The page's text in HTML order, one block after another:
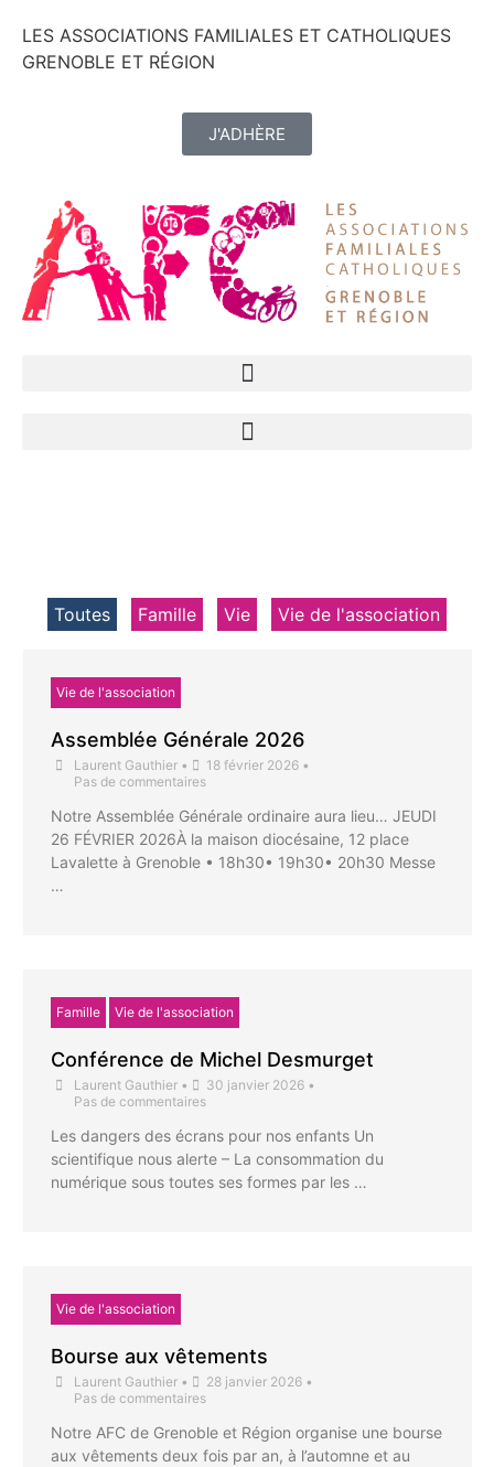
LES ASSOCIATIONS FAMILIALES ET CATHOLIQUES
GRENOBLE ET RÉGION
J'ADHÈRE
Toutes Famille Vie Vie de l'association
Vie de l'association
Assemblée Générale 2026
Laurent Gauthier • 18 février 2026 •
Pas de commentaires
Notre Assemblée Générale ordinaire aura lieu… JEUDI
26 FÉVRIER 2026À la maison diocésaine, 12 place
Lavalette à Grenoble • 18h30• 19h30• 20h30 Messe
…
Famille Vie de l'association
Conférence de Michel Desmurget
Laurent Gauthier • 30 janvier 2026 •
Pas de commentaires
Les dangers des écrans pour nos enfants Un
scientifique nous alerte – La consommation du
numérique sous toutes ses formes par les …
Vie de l'association
Bourse aux vêtements
Laurent Gauthier • 28 janvier 2026 •
Pas de commentaires
Notre AFC de Grenoble et Région organise une bourse
aux vêtements deux fois par an, à l’automne et au